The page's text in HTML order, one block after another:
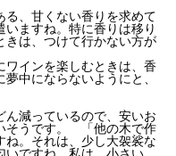
る、甘くない香りを求めて
ますね。特に香りは移り
きは、つけて行かない方が
ワインを楽しむときは、香
中にならないようにと、
ん減っているので、安いお
そうです。 「他の木で作
ね。それは、少し大袈裟な